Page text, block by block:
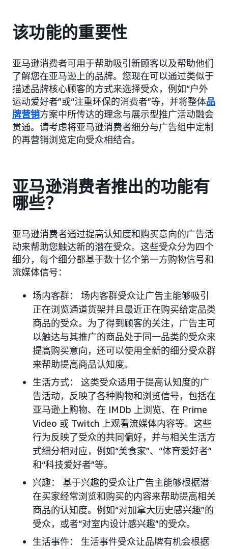
该功能的重要性
亚马逊消费者可用于帮助吸引新顾客以及帮助他们
了解您在亚马逊上的品牌。您现在可以通过类似于
描述品牌核心顾客的方式来选择受众，例如“户外
运动爱好者”或“注重环保的消费者”等，并将整体品
牌营销方案中所传达的理念与展示型推广活动融会
贯通。请考虑将亚马逊消费者细分与广告组中定制
的再营销浏览定向受众相结合。
亚马逊消费者推出的功能有
哪些？
亚马逊消费者通过提高认知度和购买意向的广告活
动来帮助您触达新的潜在受众。这些受众分为四个
细分，每个细分都基于数十亿个第一方购物信号和
流媒体信号：
场内客群： 场内客群受众让广告主能够吸引
正在浏览通道货架并且最近正在购买给定品类
商品的受众。为了得到顾客的关注，广告主可
以触达与其推广的商品处于同一品类的受众来
提高购买意向，还可以使用全新的细分受众群
来帮助提高商品认知度。
生活方式： 这类受众适用于提高认知度的广
告活动，反映了各种购物和浏览信号，包括在
亚马逊上购物、在 IMDb 上浏览、在 Prime
Video 或 Twitch 上观看流媒体内容等。这些
行为反映了受众的共同偏好，并与相关生活方
式细分相对应，例如“美食家”、“体育爱好者”
和“科技爱好者”等。
兴趣： 基于兴趣的受众让广告主能够根据潜
在买家经常浏览和购买的内容来帮助提高相关
商品的认知度。例如“对加拿大历史感兴趣”的
受众，或者“对室内设计感兴趣”的受众。
生活事件： 生活事件受众让品牌有机会根据